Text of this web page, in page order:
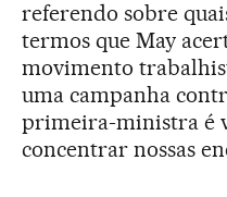
referendo sobre
termos que May
movimento
uma campanha
primeira-ministra é
concentrar nossas